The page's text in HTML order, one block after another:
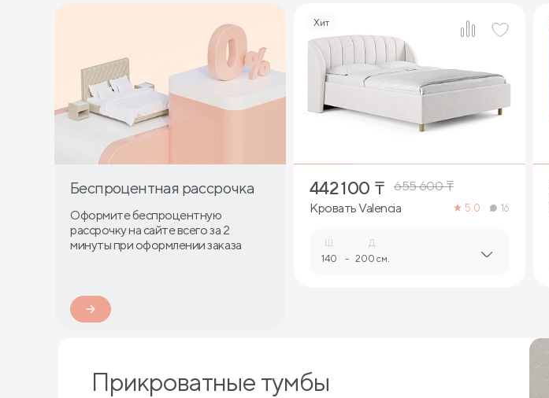
Беспроцентная рассрочка
Оформите беспроцентную
рассрочку на сайте всего за 2
минуты при оформлении заказа
Хит
8
442 100 ₸ 655 600₸
Кровать Valencia
5.0 16
140 -
Д.
200 см.
Прикроватные тумбы